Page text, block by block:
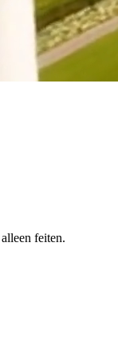
feiten.